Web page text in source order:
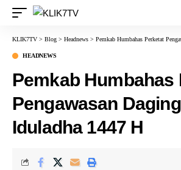
KLIK7TV > Blog > Headnews > Pemkab Humbahas Perketat
HEADNEWS
Pemkab Humbahas
Pengawasan
Iduladha 1447 H